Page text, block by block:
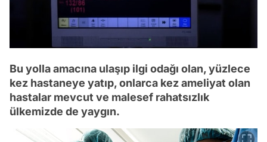
Bu yolla amacına ulaşıp ilgi odağı olan, yüzlece
kez hastaneye yatıp, onlarca kez ameliyat olan
hastalar mevcut ve malesef rahatsızlık
ülkemizde de yaygın.